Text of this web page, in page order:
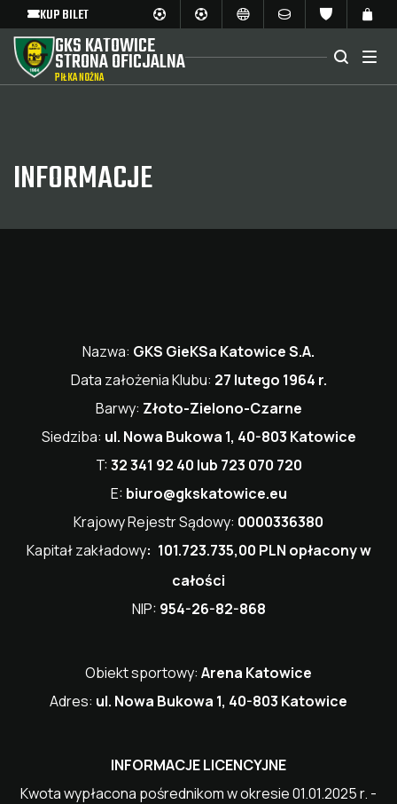
KUP BILET
GKS KATOWICE
STRONA OFICJALNA
PIŁKA NOŻNA
INFORMACJE
Nazwa: GKS GieKSa Katowice S.A.
Data założenia Klubu: 27 lutego 1964 r.
Barwy: Złoto-Zielono-Czarne
Siedziba: ul. Nowa Bukowa 1, 40-803 Katowice
T:32 341 92 40 lub 723 070 720
E: biuro@gkskatowice.eu
Krajowy Rejestr Sądowy: 0000336380
Kapitał zakładowy: 101.723.735,00 PLN opłacony w
całości
NIP: 954-26-82-868
Obiekt sportowy: Arena Katowice
Adres: ul. Nowa Bukowa 1, 40-803 Katowice
INFORMACJE LICENCYJNE
Kwota wypłacona pośrednikom w okresie 01.01.2025 r. -